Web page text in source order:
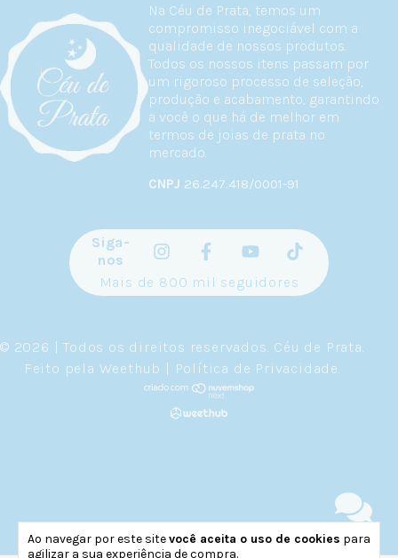
Ao navegar por este sitevocê aceita o uso de cookies para
agilizar a sua experiência de compra.
Na Céu de Prata, temos um
compromisso inegociável com a
qualidade de nossos produtos.
Todos os nossos itens passam por
um rigoroso processo de seleção,
produção e acabamento, garantindo
a você o que há de melhor em
termos de joias de prata no
mercado.
CNPJ 26.247.418/0001-91
Siga-
nos
Mais de 800 mil seguidores
© 2026 | Todos os direitos reservados. Céu de Prata
Feito pela Weethub | Política de Privacidade